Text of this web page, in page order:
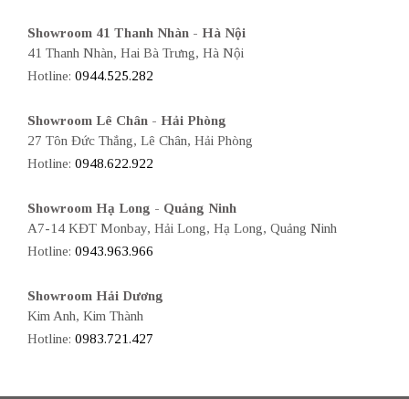
Showroom 41 Thanh Nhàn - Hà Nội
41 Thanh Nhàn, Hai Bà Trưng, Hà Nội
Hotline: 0944.525.282
Showroom Lê Chân - Hải Phòng
27 Tôn Đức Thắng, Lê Chân, Hải Phòng
Hotline: 0948.622.922
Showroom Hạ Long - Quảng Ninh
A7-14 KĐT Monbay, Hải Long, Hạ Long, Quảng Ninh
Hotline: 0943.963.966
Showroom Hải Dương
Kim Anh, Kim Thành
Hotline: 0983.721.427